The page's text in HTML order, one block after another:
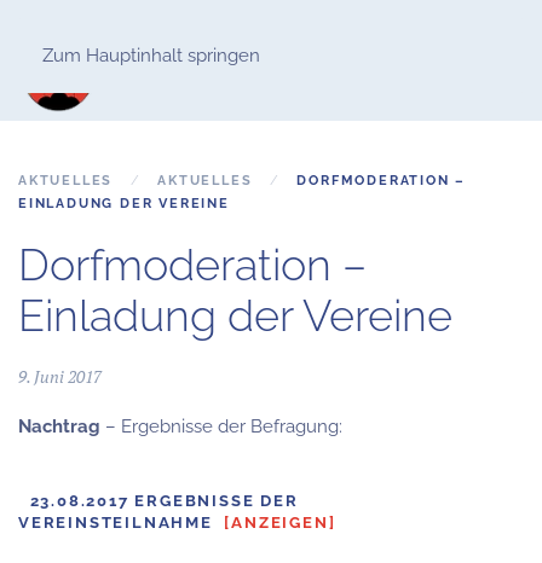
Zum Hauptinhalt springen
AKTUELLES AKTUELLES
DORFMODERATION –
EINLADUNG DER VEREINE
Dorfmoderation –
Einladung der Vereine
9. Juni 2017
Nachtrag – Ergebnisse der Befragung:
23.08.2017 ERGEBNISSE DER
VEREINSTEILNAHME
[ANZEIGEN]